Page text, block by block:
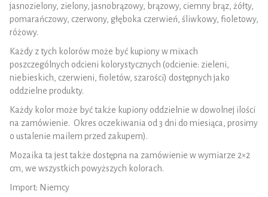
jasnozielony, zielony, jasnobrązowy, brązowy, ciemny brąz, żółty,
pomarańczowy, czerwony, głęboka czerwień, śliwkowy, fioletowy,
różowy.
Każdy z tych kolorów może być kupiony w mixach
poszczególnych odcieni kolorystycznych (odcienie: zieleni,
niebieskich, czerwieni, fioletów, szarości) dostępnych jako
oddzielne produkty.
Każdy kolor może być także kupiony oddzielnie w dowolnej ilości
na zamówienie. Okres oczekiwania od 3 dni do miesiąca, prosimy
o ustalenie mailem przed zakupem).
Mozaika ta jest także dostępna na zamówienie w wymiarze 2×2
cm, we wszystkich powyższych kolorach.
Import: Niemcy